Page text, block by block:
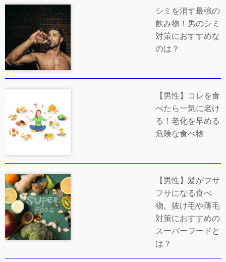
シミを消す最強の
飲み物！男のシミ
対策におすすめな
のは？
【男性】コレを食
べたら一気に老け
る！老化を早める
危険な食べ物
【男性】髪がフサ
フサになる食べ
物。抜け毛や薄毛
対策におすすめの
スーパーフードと
は？